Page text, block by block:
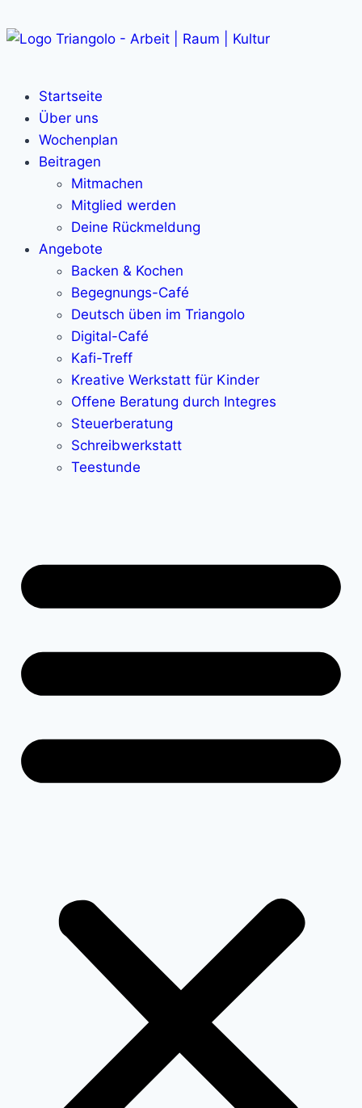
Startseite
Über uns
Wochenplan
Beitragen
Mitmachen
Mitglied werden
Deine Rückmeldung
Angebote
Backen & Kochen
Begegnungs-Café
Deutsch üben im Triangolo
Digital-Café
Kafi-Treff
Kreative Werkstatt für Kinder
Offene Beratung durch Integres
Steuerberatung
Schreibwerkstatt
Teestunde